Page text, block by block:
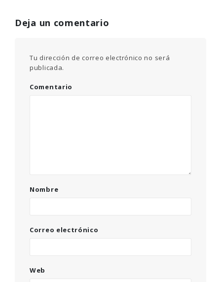
Deja un comentario
Tu dirección de correo electrónico no será
publicada.
Comentario
Nombre
Correo electrónico
Web